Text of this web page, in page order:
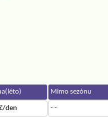
Mimo sezónu
den - -